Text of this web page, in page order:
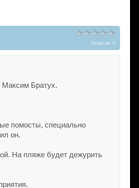
Голосов: 0
Максим Братух.
помосты, специально
он.
На пляже будет дежурить